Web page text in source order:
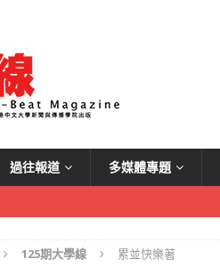
過往報道 多媒體專題
125期大學線 累並快樂著